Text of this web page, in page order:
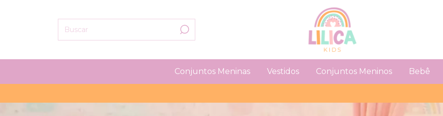
Conjuntos Meninas Vestidos Conjuntos Meninos Bebê